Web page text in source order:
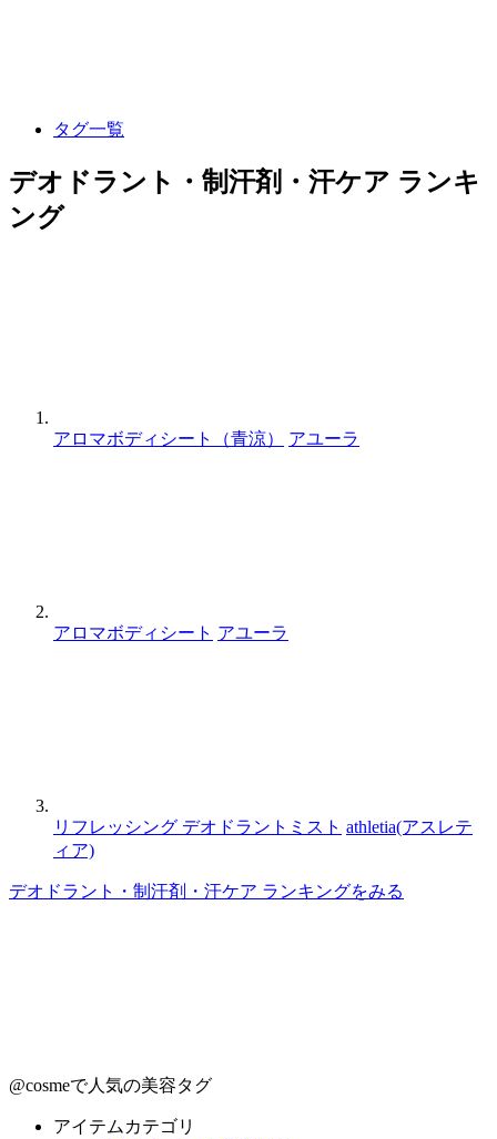
タグ一覧
デオドラント・制汗剤・汗ケア ランキ
ング
アロマボディシート（青涼） アユーラ
アロマボディシート アユーラ
リフレッシング デオドラントミスト athletia(アスレテ
ィア)
デオドラント・制汗剤・汗ケア ランキングをみる
@cosmeで人気の美容タグ
アイテムカテゴリ